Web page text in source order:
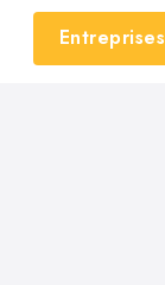
Entreprises